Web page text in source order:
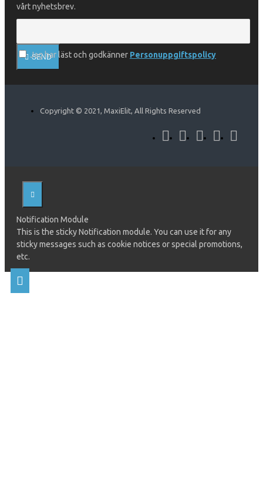
vårt nyhetsbrev.
SEND
Jag har läst och godkänner Personuppgiftspolicy
Copyright © 2021, MaxiElit, All Rights Reserved
Notification Module
This is the sticky Notification module. You can use it for any
sticky messages such as cookie notices or special promotions,
etc.